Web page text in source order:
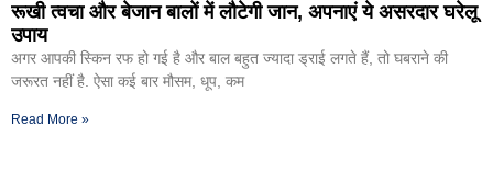
रूखी त्वचा और बेजान बालों में लौटेगी जान, अपनाएं ये असरदार घरेलू
उपाय
अगर आपकी स्किन रफ हो गई है और बाल बहुत ज्यादा ड्राई लगते हैं, तो घबराने की
जरूरत नहीं है. ऐसा कई बार मौसम, धूप, कम
Read More »